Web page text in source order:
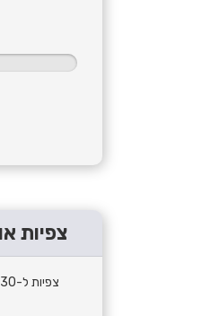
צפיות
צפיות ל-30 סירטונים עתידיים